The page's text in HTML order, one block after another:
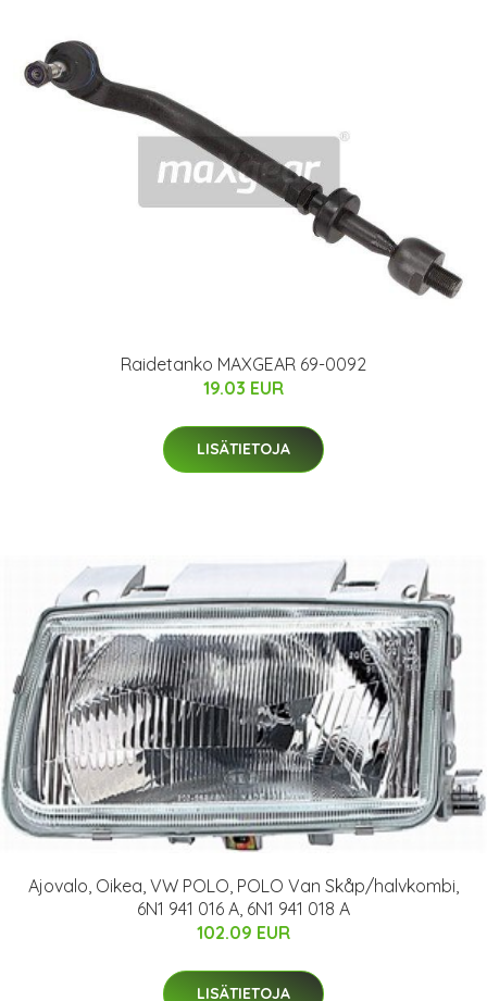
Raidetanko MAXGEAR 69-0092
19.03 EUR
LISÄTIETOJA
Ajovalo, Oikea, VW POLO, POLO Van Skåp/halvkombi,
6N1 941 016 A, 6N1 941 018 A
102.09 EUR
LISÄTIETOJA